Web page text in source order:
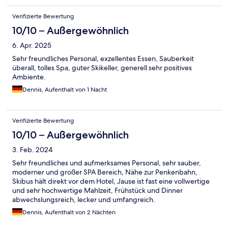
Verifizierte Bewertung
10/10 – Außergewöhnlich
6. Apr. 2025
Sehr freundliches Personal, exzellentes Essen, Sauberkeit
überall, tolles Spa, guter Skikeller, generell sehr positives
Ambiente.
Dennis, Aufenthalt von 1 Nacht
Verifizierte Bewertung
10/10 – Außergewöhnlich
3. Feb. 2024
Sehr freundliches und aufmerksames Personal, sehr sauber,
moderner und großer SPA Bereich, Nähe zur Penkenbahn,
Skibus hält direkt vor dem Hotel, Jause ist fast eine vollwertige
und sehr hochwertige Mahlzeit, Frühstück und Dinner
abwechslungsreich, lecker und umfangreich.
Dennis, Aufenthalt von 2 Nächten